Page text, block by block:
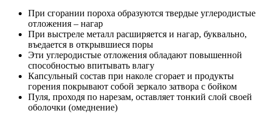
При сгорании пороха образуются твердые углеродистые
отложения – нагар
При выстреле металл расширяется и нагар, буквально,
въедается в открывшиеся поры
Эти углеродистые отложения обладают повышенной
способностью впитывать влагу
Капсульный состав при наколе сгорает и продукты
горения покрывают собой зеркало затвора с бойком
Пуля, проходя по нарезам, оставляет тонкий слой своей
оболочки (омеднение)